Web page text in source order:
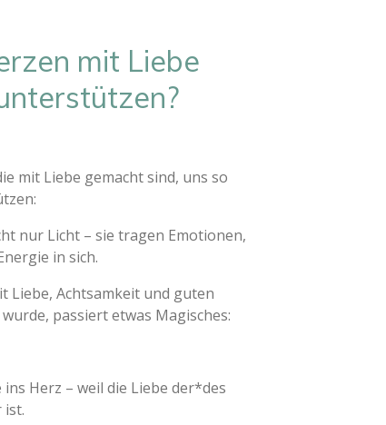
mit Liebe
mit Liebe gemacht sind, uns so
nur Licht – sie tragen Emotionen,
in sich.
Liebe, Achtsamkeit und guten
passiert etwas Magisches:
ins Herz – weil die Liebe der*des
ist.